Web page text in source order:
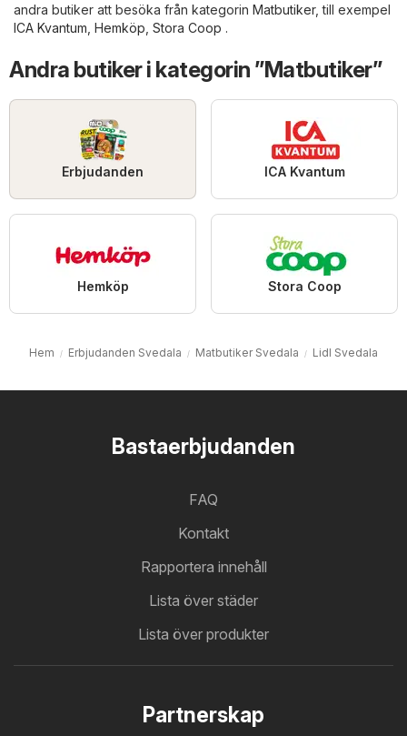
andra butiker att besöka från kategorin Matbutiker, till exempel
ICA Kvantum Hemköp Stora Coop .
Andra butiker i kategorin ”Matbutiker”
Erbjudanden ICA Kvantum
Hemköp Stora Coop
Hem Erbjudanden Svedala Matbutiker Svedala Lidl Svedala
Bastaerbjudanden
FAQ
Kontakt
Rapportera innehåll
Lista över städer
Lista över produkter
Partnerskap